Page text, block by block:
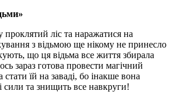
проклятий ліс та наражатися на
з відьмою ще нікому не принесло
що ця відьма все життя збирала
зараз готова провести магічний
їй на заваді, бо інакше вона
сили та знищить все навкруги!